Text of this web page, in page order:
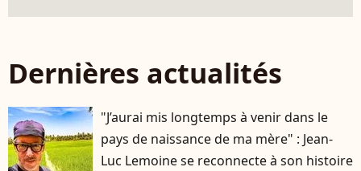
Dernières actualités
"J’aurai mis longtemps à venir dans le
pays de naissance de ma mère" : Jean-
Luc Lemoine se reconnecte à son histoire